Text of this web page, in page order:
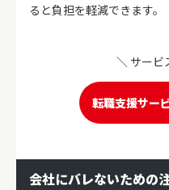
ると負担を軽減できます。
＼ サービ
転職支援サー
会社にバレないための